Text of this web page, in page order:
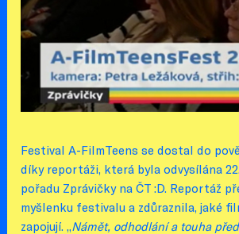
Festival A-FilmTeens se dostal do
díky reportáži, která byla odvysílána
pořadu Zprávičky na ČT :D. Reportáž
myšlenku festivalu a zdůraznila, jaké
zapojují. „Námět, odhodlání a touha